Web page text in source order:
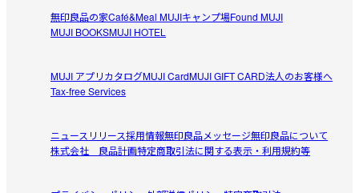
無印良品の家Café&Meal MUJIキャンプ場Found MUJI
MUJI BOOKSMUJI HOTEL
MUJI アプリカタログMUJI CardMUJI GIFT CARD法人のお客様へ
Tax-free Services
ニュースリリース採用情報無印良品メッセージ無印良品について
株式会社 良品計画特定商取引法に関する表示・利用規約等